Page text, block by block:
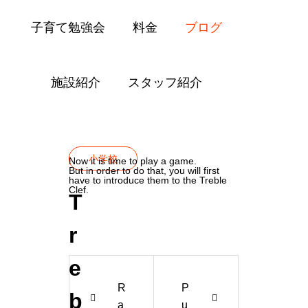
子育て勉強会 料金 ブログ
施設紹介 スタッフ紹介
小学校
T
r
e
b
Now it is time to play a game.
But in order to do that, you will first
have to introduce them to the Treble
Clef.
R
a
P
u